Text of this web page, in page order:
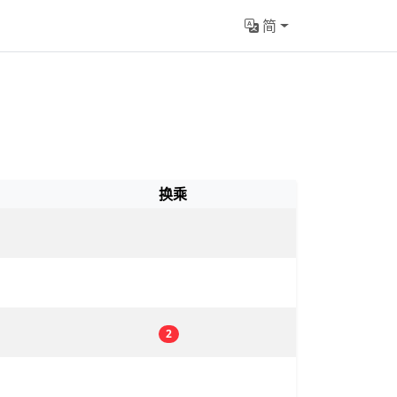
简
换乘
2